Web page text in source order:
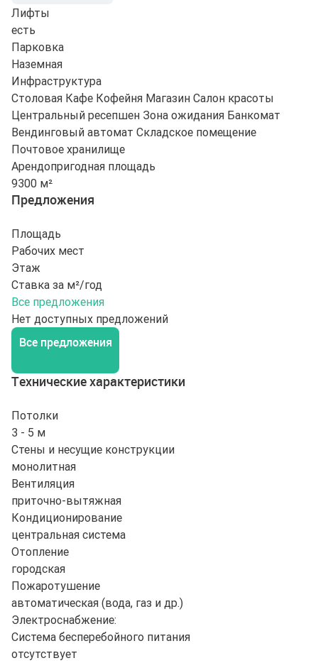
Лифты
есть
Парковка
Наземная
Инфраструктура
Столовая Кафе Кофейня Магазин Салон красоты
Центральный ресепшен Зона ожидания Банкомат
Вендинговый автомат Складское помещение
Почтовое хранилище
Арендопригодная площадь
9300 м²
Предложения
Площадь
Рабочих мест
Этаж
Ставка за м²/год
Все предложения
Нет доступных предложений
Все предложения
Технические характеристики
Потолки
3 - 5 м
Стены и несущие конструкции
монолитная
Вентиляция
приточно-вытяжная
Кондиционирование
центральная система
Отопление
городская
Пожаротушение
автоматическая (вода, газ и др.)
Электроснабжение:
Система бесперебойного питания
отсутствует